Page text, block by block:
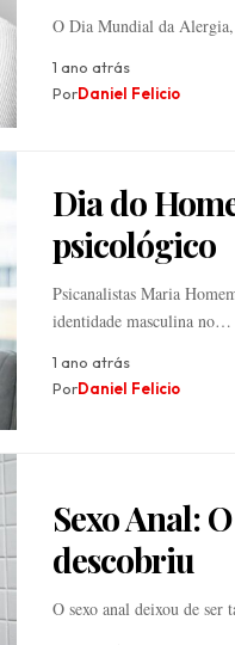
O Dia Mundial da
1 ano atrás
PorDaniel Felicio
Dia do
psicológico
Psicanalistas Maria
identidade masculina no…
1 ano atrás
PorDaniel Felicio
Sexo Anal:
descobriu
O sexo anal deixou de ser